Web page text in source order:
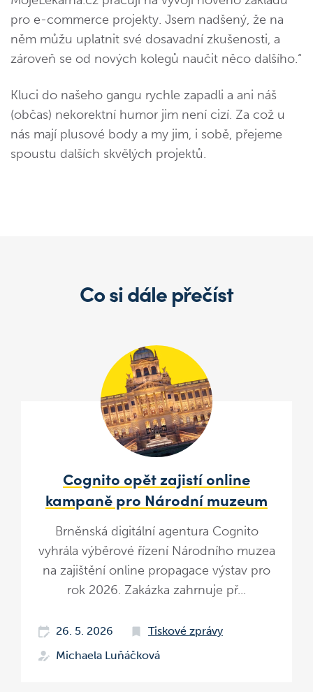
pro e-commerce projekty. Jsem nadšený, že na
něm můžu uplatnit své dosavadní zkušenosti, a
zároveň se od nových kolegů naučit něco dalšího.“
Kluci do našeho gangu rychle zapadli a ani náš
(občas) nekorektní humor jim není cizí. Za což u
nás mají plusové body a my jim, i sobě, přejeme
spoustu dalších skvělých projektů.
Co si dále přečíst
Cognito opět zajistí online
kampaně pro Národní muzeum
Brněnská digitální agentura Cognito
vyhrála výběrové řízení Národního muzea
na zajištění online propagace výstav pro
rok 2026. Zakázka zahrnuje př...
26. 5. 2026
Tiskové zprávy
Michaela Luňáčková